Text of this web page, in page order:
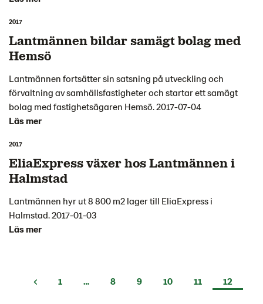
2017
Lantmännen bildar samägt bolag med
Hemsö
Lantmännen fortsätter sin satsning på utveckling och
förvaltning av samhällsfastigheter och startar ett samägt
bolag med fastighetsägaren Hemsö. 2017-07-04
Läs mer
2017
EliaExpress växer hos Lantmännen i
Halmstad
Lantmännen hyr ut 8 800 m2 lager till EliaExpress i
Halmstad. 2017-01-03
Läs mer
1 … 8 9 10 11 12